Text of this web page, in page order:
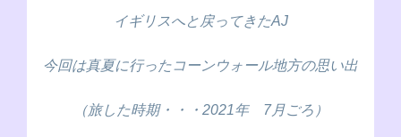
イギリスへと戻ってきたAJ
今回は真夏に行ったコーンウォール地方の思い出
（旅した時期・・・2021年 7月ごろ）